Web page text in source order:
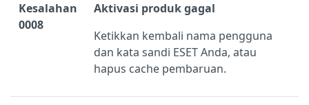
Kesalahan
0008
Aktivasi produk gagal
Ketikkan kembali nama pengguna
dan kata sandi ESET Anda, atau
hapus cache pembaruan.